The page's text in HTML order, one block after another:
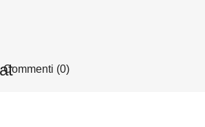
Commenti (0)